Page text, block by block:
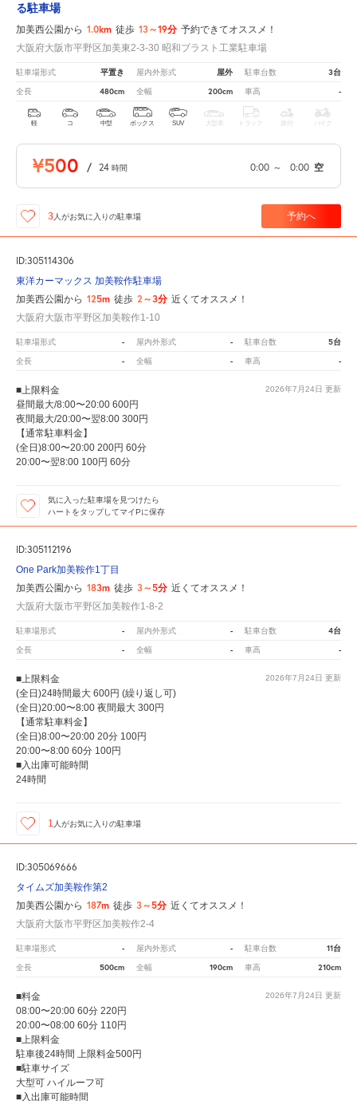
る駐車場
加美西公園から 1.0km 徒歩 13～19分 予約できてオススメ！
大阪府大阪市平野区加美東2-3-30 昭和ブラスト工業駐車場
駐車場形式 平置き 屋内外形式 屋外 駐車台数 3台
全長 480cm 全幅 200cm 車高 -
軽 コ 中型 ボックス SUV 大型車 トラック 原付 バイク
¥500 / 24 時間 0:00 ～ 0:00 空
3 人がお気に入りの駐車場 予約へ
ID:305114306
東洋カーマックス 加美鞍作駐車場
加美西公園から 125m 徒歩 2～3分 近くてオススメ！
大阪府大阪市平野区加美鞍作1-10
駐車場形式 - 屋内外形式 - 駐車台数 5台
全長 - 全幅 - 車高 -
2026年7月24日 更新
■上限料金
昼間最大/8:00〜20:00 600円
夜間最大/20:00〜翌8:00 300円
【通常駐車料金】
(全日)8:00〜20:00 200円 60分
20:00〜翌8:00 100円 60分
気に入った駐車場を見つけたら
ハートをタップしてマイPに保存
ID:305112196
One Park加美鞍作1丁目
加美西公園から 183m 徒歩 3～5分 近くてオススメ！
大阪府大阪市平野区加美鞍作1-8-2
駐車場形式 - 屋内外形式 - 駐車台数 4台
全長 - 全幅 - 車高 -
2026年7月24日 更新
■上限料金
(全日)24時間最大 600円 (繰り返し可)
(全日)20:00〜8:00 夜間最大 300円
【通常駐車料金】
(全日)8:00〜20:00 20分 100円
20:00〜8:00 60分 100円
■入出庫可能時間
24時間
1 人がお気に入りの駐車場
ID:305069666
タイムズ加美鞍作第2
加美西公園から 187m 徒歩 3～5分 近くてオススメ！
大阪府大阪市平野区加美鞍作2-4
駐車場形式 - 屋内外形式 - 駐車台数 11台
全長 500cm 全幅 190cm 車高 210cm
2026年7月24日 更新
■料金
08:00〜20:00 60分 220円
20:00〜08:00 60分 110円
■上限料金
駐車後24時間 上限料金500円
■駐車サイズ
大型可 ハイルーフ可
■入出庫可能時間